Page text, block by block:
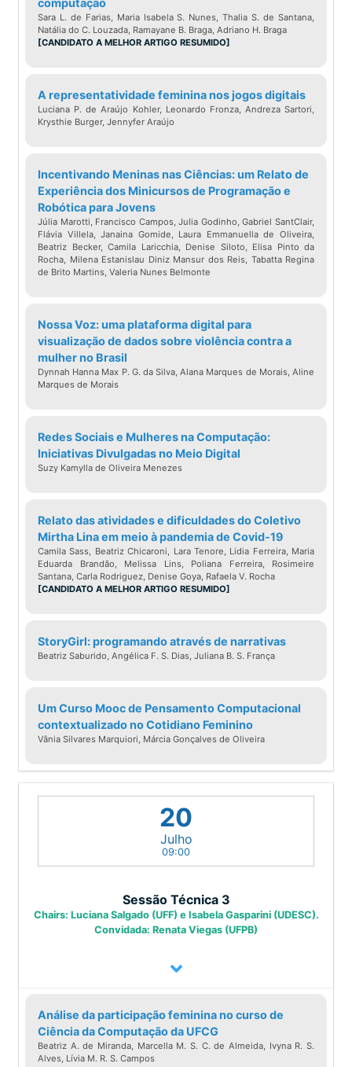
computação
Sara L. de Farias, Maria Isabela S. Nunes, Thalia S. de Santana,
Natália do C. Louzada, Ramayane B. Braga, Adriano H. Braga
[CANDIDATO A MELHOR ARTIGO RESUMIDO]
A representatividade feminina nos jogos digitais
Luciana P. de Araújo Kohler, Leonardo Fronza, Andreza Sartori,
Krysthie Burger, Jennyfer Araújo
Incentivando Meninas nas Ciências: um Relato de
Experiência dos Minicursos de Programação e
Robótica para Jovens
Júlia Marotti, Francisco Campos, Julia Godinho, Gabriel SantClair,
Flávia Villela, Janaina Gomide, Laura Emmanuella de Oliveira,
Beatriz Becker, Camila Laricchia, Denise Siloto, Elisa Pinto da
Rocha, Milena Estanislau Diniz Mansur dos Reis, Tabatta Regina
de Brito Martins, Valeria Nunes Belmonte
Nossa Voz: uma plataforma digital para
visualização de dados sobre violência contra a
mulher no Brasil
Dynnah Hanna Max P. G. da Silva, Alana Marques de Morais, Aline
Marques de Morais
Redes Sociais e Mulheres na Computação:
Iniciativas Divulgadas no Meio Digital
Suzy Kamylla de Oliveira Menezes
Relato das atividades e dificuldades do Coletivo
Mirtha Lina em meio à pandemia de Covid-19
Camila Sass, Beatriz Chicaroni, Lara Tenore, Lidia Ferreira, Maria
Eduarda Brandão, Melissa Lins, Poliana Ferreira, Rosimeire
Santana, Carla Rodriguez, Denise Goya, Rafaela V. Rocha
[CANDIDATO A MELHOR ARTIGO RESUMIDO]
StoryGirl: programando através de narrativas
Beatriz Saburido, Angélica F. S. Dias, Juliana B. S. França
Um Curso Mooc de Pensamento Computacional
contextualizado no Cotidiano Feminino
Vânia Silvares Marquiori, Márcia Gonçalves de Oliveira
Sessão Técnica 3
Chairs: Luciana Salgado (UFF) e Isabela Gasparini (UDESC).
Convidada: Renata Viegas (UFPB)
20
Julho
09:00
Análise da participação feminina no curso de
Ciência da Computação da UFCG
Beatriz A. de Miranda, Marcella M. S. C. de Almeida, Ivyna R. S.
Alves, Lívia M. R. S. Campos